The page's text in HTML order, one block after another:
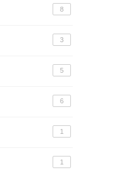
8
3
5
6
1
1